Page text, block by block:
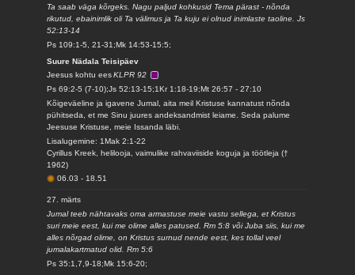
Ta saab väga kõrgeks. Nagu paljud kohkusid Tema pärast - nõnda
rikutud, ebainimlik oli Ta välimus ja Ta kuju ei olnud inimlaste taoline. Js
52:13-14
Ps 109:1-5, 21-31;Mk 14:53-15:5;
Suure Nädala Teisipäev
Jeesus kohtu ees KLPR 92
Ps 69:2-5 (7-10);Js 52:13-15;1Kr 1:18-19;Mt 26:57 - 27:10
Kõigeväeline ja igavene Jumal, aita meil Kristuse kannatust nõnda
pühitseda, et me Sinu juures andeksandmist leiame. Seda palume
Jeesuse Kristuse, meie Issanda läbi.
Lisalugemine: 1Mak 2:1-22
Cyrillus Kreek, helilooja, vaimulike rahvaviiside koguja ja töötleja (†
1962)
06.03- 18.51
27. märts
Jumal teeb nähtavaks oma armastuse meie vastu sellega, et Kristus
suri meie eest, kui me olime alles patused. Rm 5:8 või Juba siis, kui me
alles nõrgad olime, on Kristus surnud nende eest, kes tollal veel
jumalakartmatud olid. Rm 5:6
Ps 35:1,7,9-18;Mk 15:6-20;